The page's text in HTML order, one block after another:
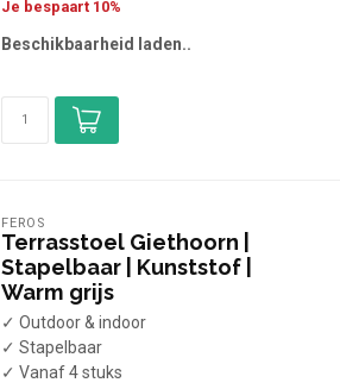
Je bespaart 10%
Beschikbaarheid laden..
FEROS
Terrasstoel Giethoorn |
Stapelbaar | Kunststof |
Warm grijs
✓ Outdoor & indoor
✓ Stapelbaar
✓ Vanaf 4 stuks